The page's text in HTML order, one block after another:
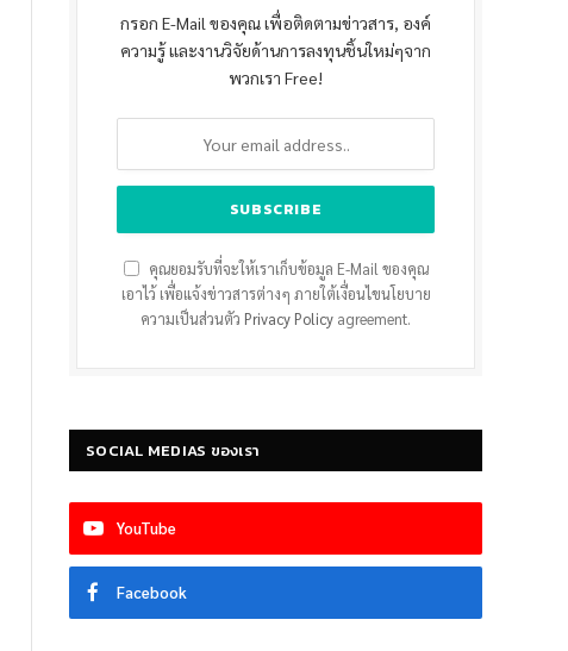
กรอก E-Mail ของคุณ เพื่อติดตามข่าวสาร, องค์
ความรู้ และงานวิจัยด้านการลงทุนชิ้นใหม่ๆจาก
พวกเรา Free!
คุณยอมรับที่จะให้เราเก็บข้อมูล E-Mail ของคุณ
เอาไว้ เพื่อแจ้งข่าวสารต่างๆ ภายใต้เงื่อนไขนโยบาย
ความเป็นส่วนตัว Privacy Policy agreement.
SOCIAL MEDIAS ของเรา
YouTube
Facebook